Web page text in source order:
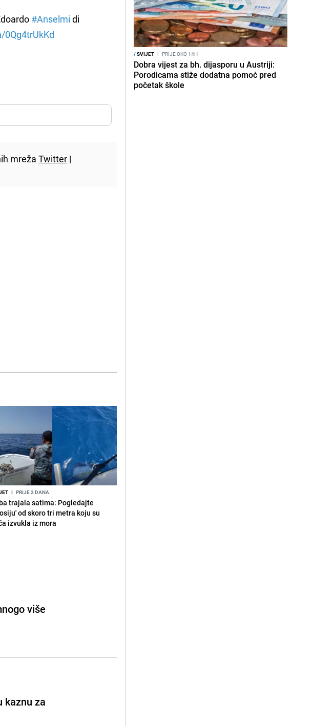
#Anselmi di
mrežaTwitter |
I PRIJE 2 DANA
trajala satima: Pogledajte
od skoro tri metra koju su
izvukla iz mora
više
kaznu za
/SVIJET I PRIJE OKO 14H
Dobra vijest za bh. dijasporu u Austriji:
Porodicama stiže dodatna pomoć pred
početak škole